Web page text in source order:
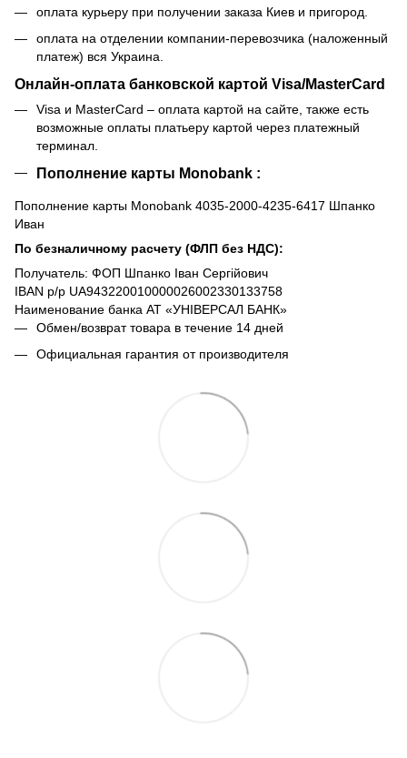
оплата курьеру при получении заказа Киев и пригород.
оплата на отделении компании-перевозчика (наложенный
платеж) вся Украина.
Онлайн-оплата банковской картой Visa/MasterCard
Visa и MasterCard – оплата картой на сайте, также есть
возможные оплаты платьеру картой через платежный
терминал.
Пополнение карты Monobank :
Пополнение карты Monobank 4035-2000-4235-6417 Шпанко
Иван
По безналичному расчету (ФЛП без НДС):
Получатель: ФОП Шпанко Іван Сергійович
IBAN р/р UA943220010000026002330133758
Наименование банка АТ «УНІВЕРСАЛ БАНК»
Обмен/возврат товара в течение 14 дней
Официальная гарантия от производителя